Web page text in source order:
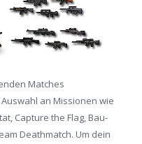
Matches
an Missionen wie
Capture the Flag, Bau-
Deathmatch. Um dein